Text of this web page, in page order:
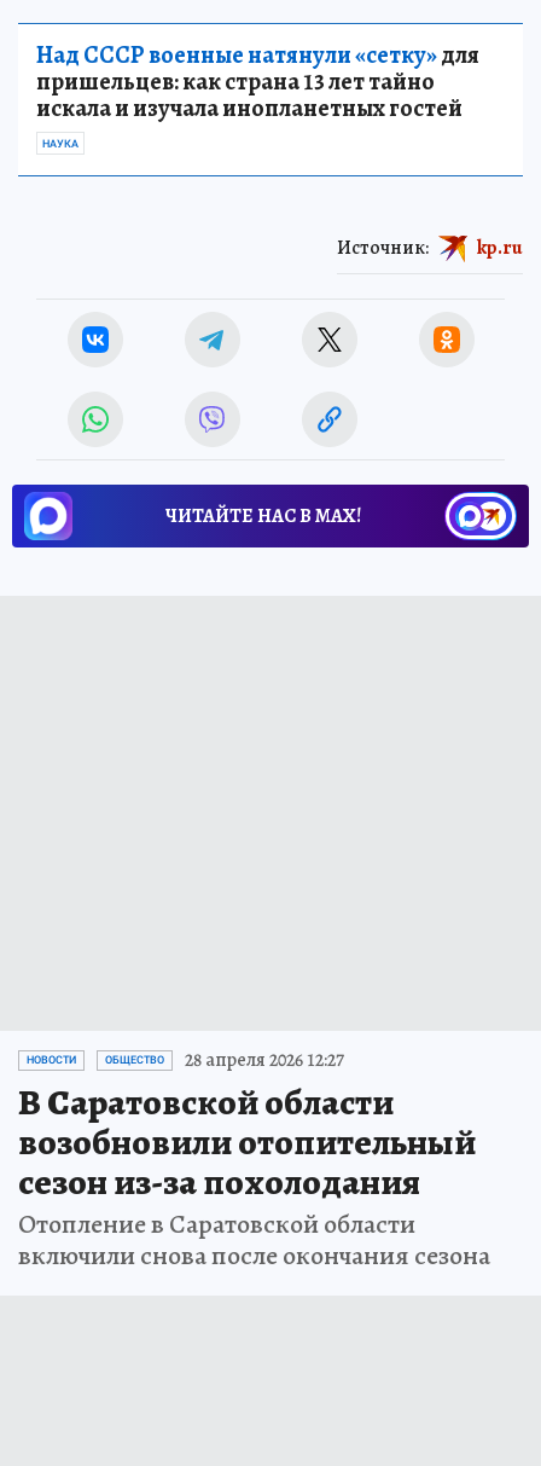
Над СССР военные натянули «сетку»для
пришельцев: как страна 13 лет тайно
искала и изучала инопланетных гостей
НАУКА
Источник: kp.ru
ЧИТАЙТЕ НАС В МАХ!
НОВОСТИ ОБЩЕСТВО 28 апреля 2026 12:27
В Саратовской области
возобновили отопительный
сезон из-за похолодания
Отопление в Саратовской области
включили снова после окончания сезона